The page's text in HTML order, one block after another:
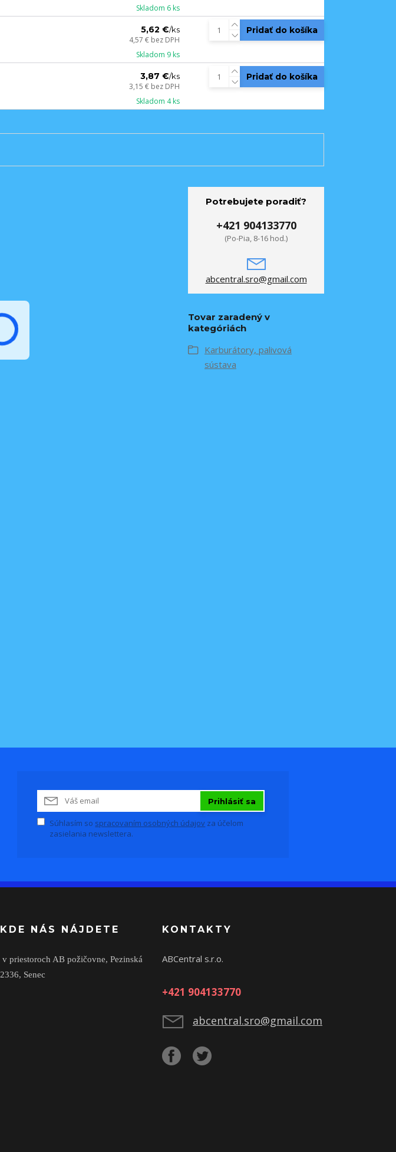
Skladom 6 ks
5,62 €/ks
4,57 € bez DPH
Skladom 9 ks
Pridať do košíka
3,87 €/ks
3,15 € bez DPH
Skladom 4 ks
Pridať do košíka
Potrebujete poradiť?
+421 904133770
(Po-Pia, 8-16 hod.)
abcentral.sro@gmail.com
Tovar zaradený v
kategóriách
Karburátory, palivová
sústava
Prihlásiť sa
Súhlasím so spracovaním osobných údajov za účelom
zasielania newslettera.
KDE NÁS NÁJDETE
v priestoroch AB požičovne, Pezinská
2336, Senec
KONTAKTY
ABCentral s.r.o.
+421 904133770
abcentral.sro@gmail.com